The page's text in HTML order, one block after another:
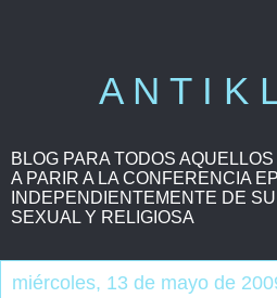
A N T I K
BLOG PARA TODOS
A PARIR A LA CONFERENCIA
INDEPENDIENTEMENTE DE
SEXUAL Y RELIGIOSA
miércoles, 13 de mayo de